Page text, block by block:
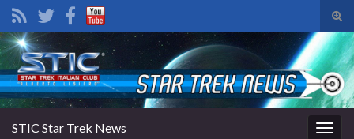
il
di
Search for:
STIC Star Trek News